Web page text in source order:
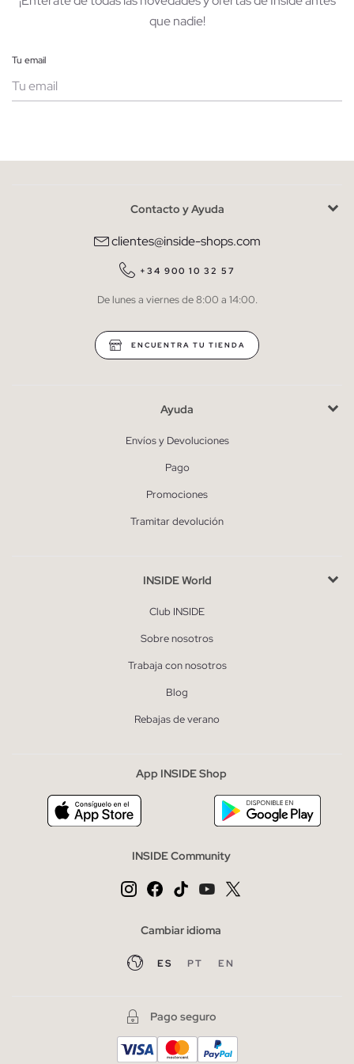
que nadie!
Tu email
He leído y entiendo lapolítica de privacidad
QUIERO SUSCRIBIRME
* Puedes cancelar la suscripción en cualquier momento.
Contacto y Ayuda
clientes@inside-shops.com
+34 900 10 32 57
De lunes a viernes de 8:00 a 14:00.
ENCUENTRA TU TIENDA
Ayuda
Envíos y Devoluciones
Pago
Promociones
Tramitar devolución
INSIDE World
Club INSIDE
Sobre nosotros
Trabaja con nosotros
Blog
Rebajas de verano
App INSIDE Shop
INSIDE Community
Cambiar idioma
ES PT EN
Pago seguro